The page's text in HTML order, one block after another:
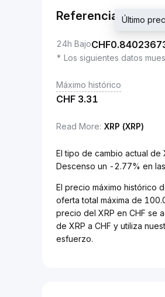
Referencia
24h BajoCHF
Último
* Los siguientes datos
Máximo histórico
CHF 3.31
Read More: XRP (XRP)
El tipo de cambio actual
Descenso un -2.77% en
El precio máximo histórico
oferta total máxima de
precio del XRP en CHF se
de XRP a CHF y utiliza
esfuerzo.